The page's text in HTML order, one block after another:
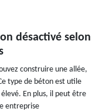
désactivé selon
construire une allée,
type de béton est utile
En plus, il peut être
entreprise